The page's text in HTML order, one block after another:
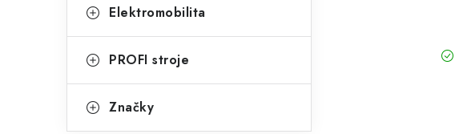
Elektromobilita
PROFI stroje
Značky